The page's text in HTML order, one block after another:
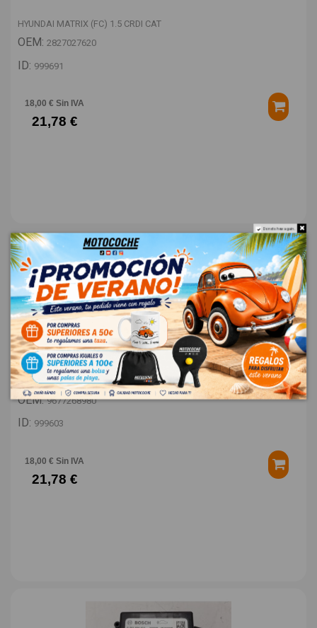
HYUNDAI MATRIX (FC) 1.5 CRDI CAT
OEM: 2827027620
ID: 999691
18,00 € Sin IVA
21,78 €
TAPA EXTERIOR COMBUSTIBLE 9677268980
PEUGEOT 308 STYLE
OEM:9677268980
ID: 999603
18,00 € Sin IVA
21,78 €
Do not show again.